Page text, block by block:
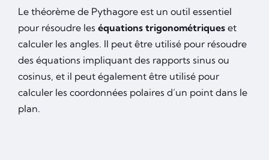
Le théorème de Pythagore est un outil essentiel
pour résoudre les équations trigonométriques et
calculer les angles. Il peut être utilisé pour résoudre
des équations impliquant des rapports sinus ou
cosinus, et il peut également être utilisé pour
calculer les coordonnées polaires d’un point dans le
plan.